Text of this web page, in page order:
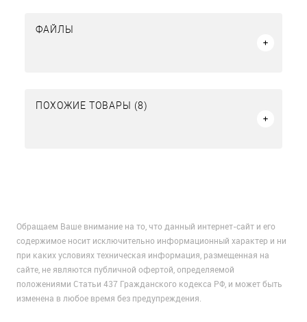
ФАЙЛЫ
ПОХОЖИЕ ТОВАРЫ (8)
Обращаем Ваше внимание на то, что данный интернет-сайт и его
содержимое носит исключительно информационный характер и ни
при каких условиях техническая информация, размещенная на
сайте, не являются публичной офертой, определяемой
положениями Статьи 437 Гражданского кодекса РФ, и может быть
изменена в любое время без предупреждения.